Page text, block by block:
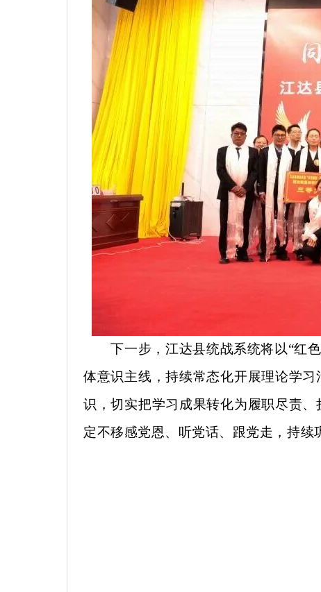
下一步，江达县统战系统将以“红
体意识主线 ，持续常态化开展理论学
识，切实把学习成果转化为履职尽责
定不移感党恩、听党话、跟党走，持续